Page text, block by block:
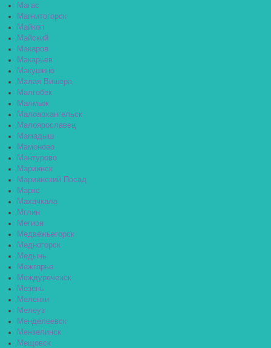
Магас
Магнитогорск
Майкоп
Майский
Макаров
Макарьев
Макушино
Малая Вишера
Малгобек
Малмыж
Малоархангельск
Малоярославец
Мамадыш
Мамоново
Мантурово
Мариинск
Мариинский Посад
Маркс
Махачкала
Мглин
Мегион
Медвежьегорск
Медногорск
Медынь
Межгорье
Междуреченск
Мезень
Меленки
Мелеуз
Менделеевск
Мензелинск
Мещовск